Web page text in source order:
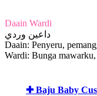
Daain Wardi
داعين وردي
Daain: Penyeru,
Wardi: Bunga
✚ Baju Baby